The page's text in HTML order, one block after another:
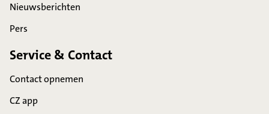
Nieuwsberichten
Pers
Service & Contact
Contact opnemen
CZ app